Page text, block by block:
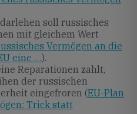
soll russisches
mit gleichem Wert
Vermögen an die
eine …).
Reparationen zahlt,
der russischen
eingefroren (EU-Plan
Trick statt